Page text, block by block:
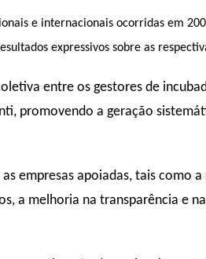
e internacionais ocorridas em
expressivos sobre as
entre os gestores de
promovendo a geração
empresas apoiadas, tais como
a melhoria na transparência e